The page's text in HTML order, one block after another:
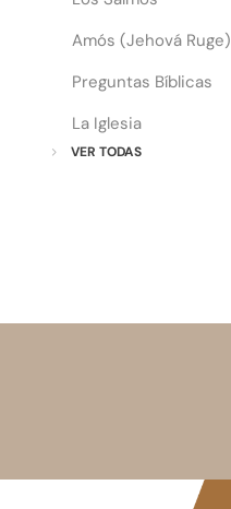
Amós (Jehová Ruge)
Preguntas Bíblicas
La Iglesia
VER TODAS